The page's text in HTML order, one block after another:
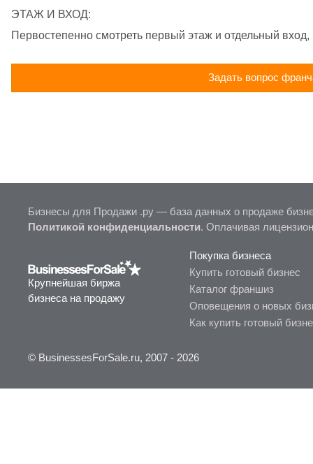
ЭТАЖ И ВХОД:
Первостепенно смотреть первый этаж и отдельный
Задать вопрос
Бизнесы для Продажи .ру — база данных о продаже
Политикой конфиденциальности. Оплачивая
Крупнейшая биржа
бизнеса на продажу
Покупка бизнеса
Купить готовый бизнес
Каталог франшиз
Оповещения о новых
Как купить готовый
© BusinessesForSale.ru, 2007 - 2026